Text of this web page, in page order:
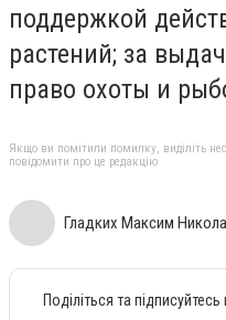
поддержкой
растений; за
право охоты и
Якщо ви помітили помилку, виділіть
повідомити про це редакцію
Гладких Максим
Поділіться та